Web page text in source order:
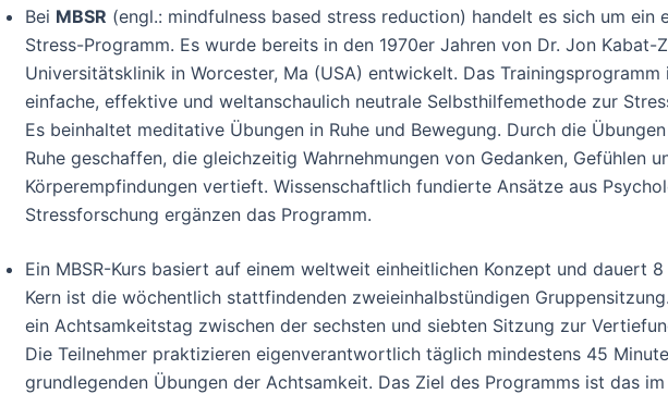
Bei MBSR (engl.: mindfulness based stress reduction) handelt es sich um ein
Stress-Programm. Es wurde bereits in den 1970er Jahren von Dr. Jon Kabat-
Universitätsklinik in Worcester, Ma (USA) entwickelt. Das Trainingsprogramm
einfache, effektive und weltanschaulich neutrale Selbsthilfemethode zur
Es beinhaltet meditative Übungen in Ruhe und Bewegung. Durch die
Ruhe geschaffen, die gleichzeitig Wahrnehmungen von Gedanken, Gefühlen
Körperempfindungen vertieft. Wissenschaftlich fundierte Ansätze aus
Stressforschung ergänzen das Programm.
Ein MBSR-Kurs basiert auf einem weltweit einheitlichen Konzept und dauert 8
Kern ist die wöchentlich stattfindenden zweieinhalbstündigen
ein Achtsamkeitstag zwischen der sechsten und siebten Sitzung zur
Die Teilnehmer praktizieren eigenverantwortlich täglich mindestens 45
grundlegenden Übungen der Achtsamkeit. Das Ziel des Programms ist das im